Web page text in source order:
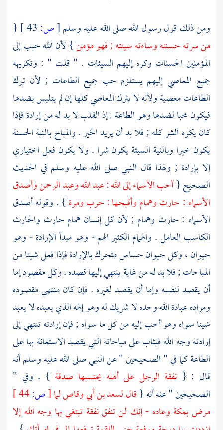
ومن ذلك قول رسول الله صلى الله عليه وسلم[ص:
{
من سرته حسنته وساءته سيئته ; فهو مؤمن} لأن الله حبب إلى
المؤمنين الحسنات وكره إليهم السيئات . " قلت " : وتكريهه
جميع المعاصي إليهم يستلزم حب جميع الطاعات ; لأن ترك
الطاعات معصية ولأنه لا يترك المعاصي كلها إن لم يتلبس بضدها
فيكون محبا لضدها وهو الطاعة ; إذ القلب لا بد له من إرادة فإذا
كان يكره الشر كله ; فلا بد أن يريد الخير . والمباح بالنية الحسنة
يكون خيرا وبالنية السيئة يكون شرا . ولا يكون فعل اختياري
إلا بإرادة ; ولهذا قال النبي صلى الله عليه وسلم في الحديث
الصحيح {أحب الأسماء إلى الله : عبد الله وعبد الرحمن وأصدق
الأسماء : حارث وهمام وأقبحها : حرب ومرة } . وقوله أصدق
الأسماء : حارث وهمام ; لأن كل إنسان همام حارث والحارث
الكاسب العامل . والهمام الكثير الهم - وهو مبدأ الإرادة - وهو
حيوان ، وكل حيوان حساس متحرك بالإرادة فإذا فعل شيئا من
المباحات ; فلا بد له من غاية ينتهي إليها قصده . وكل مقصود إما
أن يقصد لنفسه وإما أن يقصد لغيره . فإن كان منتهى مقصوده
ومراده عبادة الله وحده لا شريك له وهو إلهه الذي يعبده لا يعبد
شيئا سواه وهو أحب إليه من كل ما سواه ; فإن إرادته تنتهي إلى
إرادته وجه الله فيثاب على مباحاته التي يقصد الاستعانة بها على
الطاعة كما في " الصحيحين " عن النبي صلى الله عليه وسلم أنه
قال : { نفقة الرجل على أهله يحتسبها صدقة } . وفي "
الصحيحين " عنه أنه {قاللسعد بن أبي وقاصلما[ص:
مرضبمكة وعاده - إنك لن تنفق نفقة تبتغي بها وجه الله إلا